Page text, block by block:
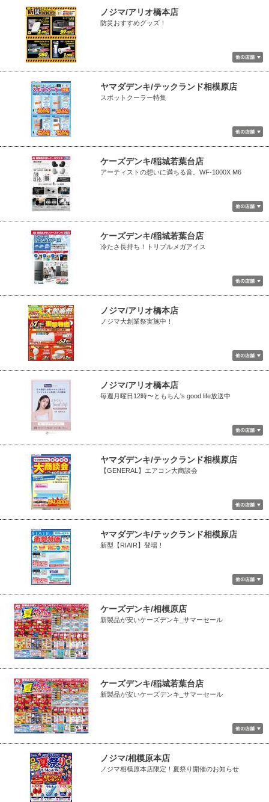
ノジマ/アリオ橋本店
防災おすすめグッズ！
ヤマダデンキ/テックランド相模原店
スポットクーラー特集
ケーズデンキ/稲城若葉台店
アーティストの想いに満ちる音。WF-1000X M6
ケーズデンキ/稲城若葉台店
冷たさ長持ち！トリプルメガアイス
ノジマ/アリオ橋本店
ノジマ大創業祭実施中！
ノジマ/アリオ橋本店
毎週月曜日12時〜ともちん's good life放送中
ヤマダデンキ/テックランド相模原店
【GENERAL】エアコン大商談会
ヤマダデンキ/テックランド相模原店
新型【RIAIR】登場！
ケーズデンキ/相模原店
新製品が安いケーズデンキ_サマーセール
ケーズデンキ/稲城若葉台店
新製品が安いケーズデンキ_サマーセール
ノジマ/相模原本店
ノジマ相模原本店限定！夏祭り開催のお知らせ